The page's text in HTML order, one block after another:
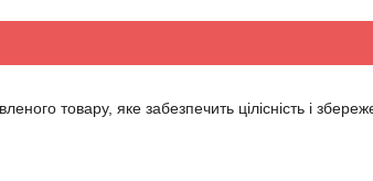
товару, яке забезпечить цілісність і